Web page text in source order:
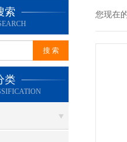
索
类
您现在